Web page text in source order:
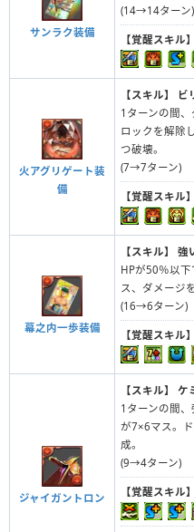
サンラク装備
(14→14ターン)
【覚醒スキル】
火アグリゲート装
備
【スキル】
ビ
1ターンの間
ロックを解除
つ破壊。
(7→7ターン)
【覚醒スキル】
幕之内一歩装備
【スキル】
強
HPが50％以
ス、ダメージ
(16→6ターン)
【覚醒スキル】
ジャイガントロン
【スキル】
ケ
1ターンの間
が7×6マス。
成。
(9→4ターン)
【覚醒スキル】